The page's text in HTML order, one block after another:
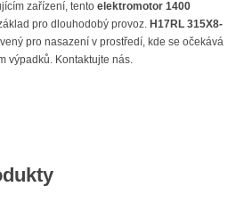
zařízení, tento elektromotor 1400
pro dlouhodobý provoz. H17RL 315X8-
pro nasazení v prostředí, kde se očekává
výpadků. Kontaktujte nás.